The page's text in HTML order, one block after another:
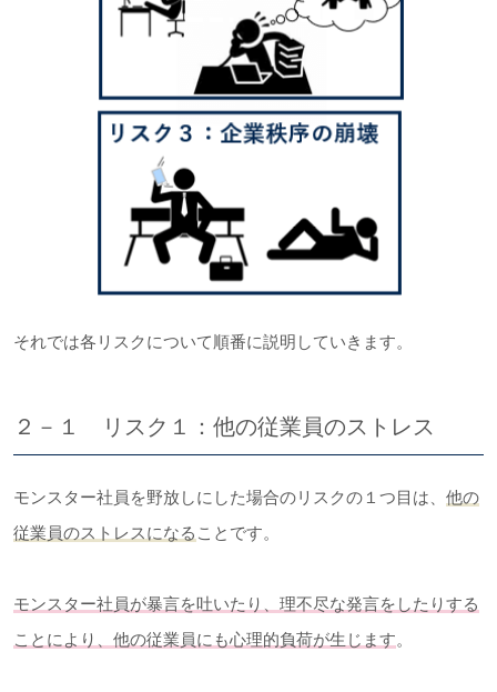
それでは各リスクについて順番に説明していきます。
２－１ リスク１：他の従業員のストレス
モンスター社員を野放しにした場合のリスクの１つ目は、 他の
従業員のストレスになる ことです。
モンスター社員が暴言を吐いたり、理不尽な発言をしたりする
ことにより、他の従業員にも心理的負荷が生じます。